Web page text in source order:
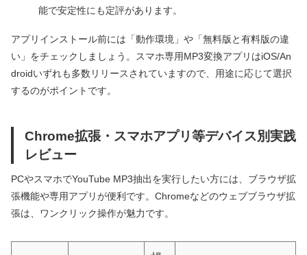
能で安定性にも定評があります。
アプリインストール前には「動作環境」や「無料版と有料版の違
い」をチェックしましょう。スマホ専用MP3変換アプリはiOS/An
droidいずれも多数リリースされていますので、用途に応じて選択
するのがポイントです。
Chrome拡張・スマホアプリ等デバイス別実践
レビュー
PCやスマホでYouTube MP3抽出を実行したい方には、ブラウザ拡
張機能や専用アプリが便利です。Chromeなどのウェブブラウザ拡
張は、ワンクリック操作が魅力です。